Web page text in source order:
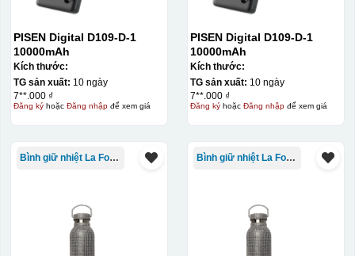
PISEN Digital D109-D-1
10000mAh
Kích thước:
TG sản xuất: 10 ngày
7**.000 ₫
Đăng kýhoặc Đăng nhậpđể xem giá
PISEN Digital D109-D-1
10000mAh
Kích thước:
TG sản xuất: 10 ngày
7**.000 ₫
Đăng kýhoặc Đăng nhậpđể xem giá
Bình giữ nhiệt La Fonte Bình giữ nhiệt La Fonte